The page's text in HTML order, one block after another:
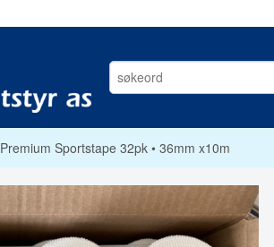
Premium Sportstape 32pk • 36mm x10m